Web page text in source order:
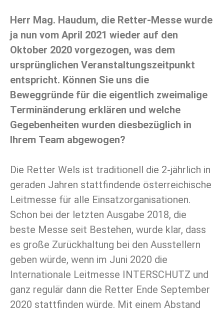
Herr Mag. Haudum, die Retter-Messe wurde
ja nun vom April 2021 wieder auf den
Oktober 2020 vorgezogen, was dem
ursprünglichen Veranstaltungszeitpunkt
entspricht. Können Sie uns die
Beweggründe für die eigentlich zweimalige
Terminänderung erklären und welche
Gegebenheiten wurden diesbezüglich in
Ihrem Team abgewogen?
Die Retter Wels ist traditionell die 2-jährlich in
geraden Jahren stattfindende österreichische
Leitmesse für alle Einsatzorganisationen.
Schon bei der letzten Ausgabe 2018, die
beste Messe seit Bestehen, wurde klar, dass
es große Zurückhaltung bei den Ausstellern
geben würde, wenn im Juni 2020 die
Internationale Leitmesse INTERSCHUTZ und
ganz regulär dann die Retter Ende September
2020 stattfinden würde. Mit einem Abstand